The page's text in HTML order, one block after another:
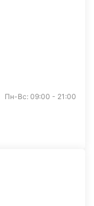
Пн-Вс: 09:00 - 21:00